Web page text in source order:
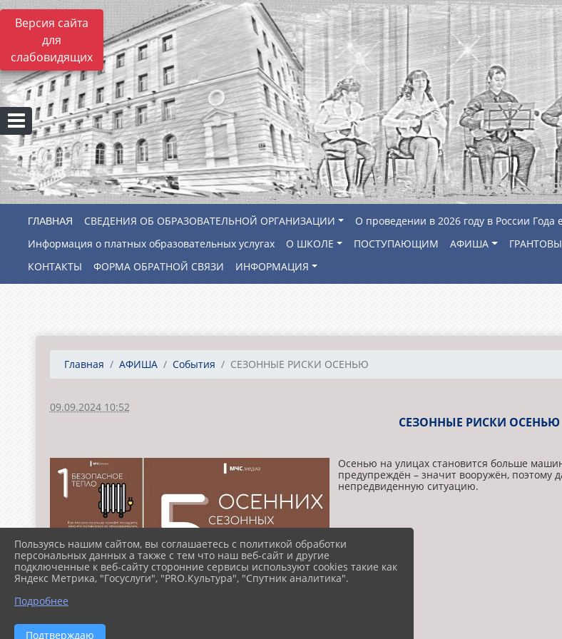
Версия сайта
для
слабовидящих
СВЕДЕНИЯ ОБ ОБРАЗОВАТЕЛЬНОЙ ОРГАНИЗАЦИИ
О проведении в 2026 году в России Года
Информация о платных образовательных услугах
О ШКОЛЕ ПОСТУПАЮЩИМ АФИША
КОНТАКТЫ
ФОРМА ОБРАТНОЙ СВЯЗИ ИНФОРМАЦИЯ
Главная АФИША События СЕЗОННЫЕ РИСКИ ОСЕНЬЮ
09.09.2024 10:52
СЕЗОННЫЕ РИСКИ ОСЕНЬЮ
Осенью на улицах становится больше
предупреждён – значит вооружён, поэтому
непредвиденную ситуацию.
Пользуясь нашим сайтом, вы соглашаетесь с политикой обработки
персональных данных а также с тем что наш веб-сайт и другие
подключенные к веб-сайту сторонние сервисы используют cookies такие как
Яндекс Метрика, "Госуслуги", "PRO.Культура", "Спутник аналитика".
Подробнее
Подтверждаю